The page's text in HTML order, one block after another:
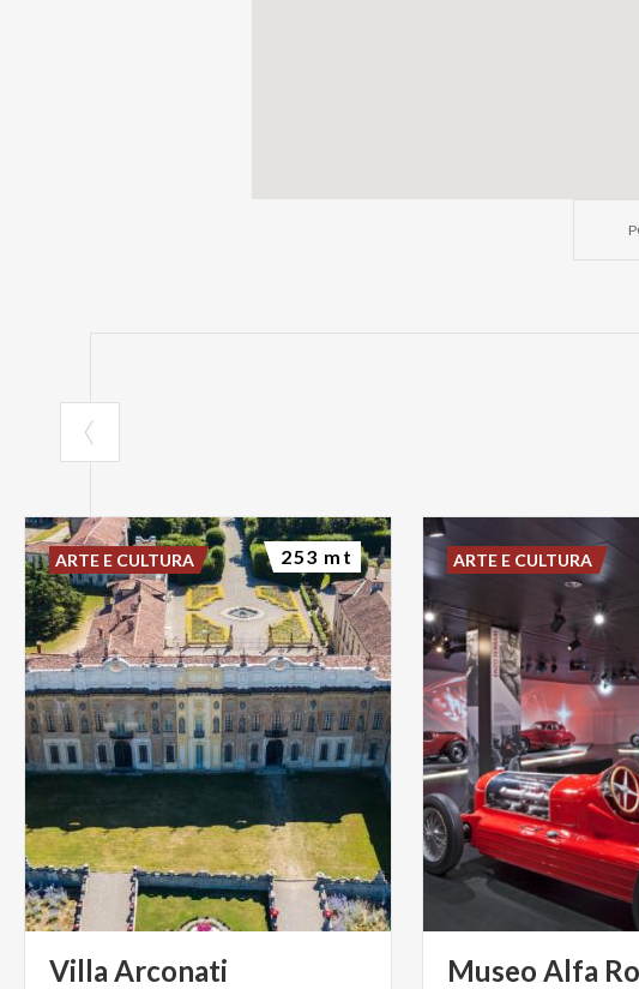
Villa Arconati
ARTE E CULTURA 253 mt
Museo Alfa
ARTE E CULTURA